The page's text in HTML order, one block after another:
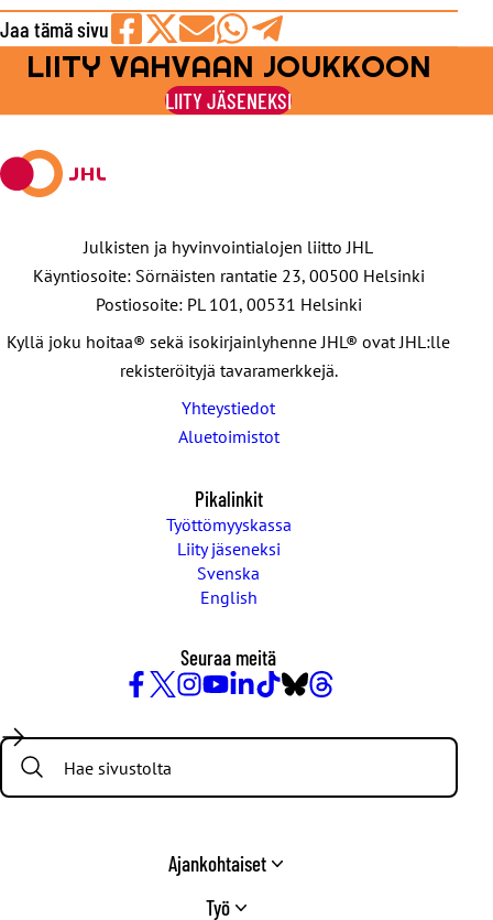
Jaa tämä sivu
Jaa
Facebookissa
Jaa
viestipalvelu
X:ssä
Jaa
sähköpostilla
Jaa
WhatsAppilla
Jaa
Telegramilla
LIITY VAHVAAN JOUKKOON
LIITY JÄSENEKSI
Julkisten ja hyvinvointialojen liitto JHL
Käyntiosoite: Sörnäisten rantatie 23, 00500 Helsinki
Postiosoite: PL 101, 00531 Helsinki
Kyllä joku hoitaa® sekä isokirjainlyhenne JHL® ovat JHL:lle
rekisteröityjä tavaramerkkejä.
Yhteystiedot
Aluetoimistot
Pikalinkit
Työttömyyskassa
Liity jäseneksi
Svenska
English
Seuraa meitä
/
Twitter
Search:
Ajankohtaiset
Työ